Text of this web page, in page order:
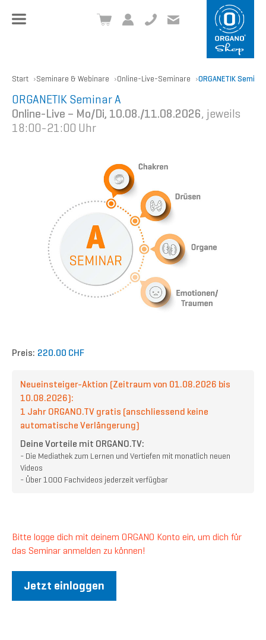
+49 8504 957999-0
ano.ch
Start Seminare & Webinare Online-Live-Seminare ORGANETIK
ORGANETIK Seminar A
Online-Live – Mo/Di, 10.08./11.08.2026, jeweils
18:00-21:00 Uhr
Preis: 220.00 CHF
Neueinsteiger-Aktion (Zeitraum von 01.08.2026 bis
10.08.2026):
1 Jahr ORGANO.TV gratis (anschliessend keine
automatische Verlängerung)
Deine Vorteile mit ORGANO.TV:
- Die Mediathek zum Lernen und Vertiefen mit monatlich neuen
Videos
- Über 1000 Fachvideos jederzeit verfügbar
Bitte logge dich mit deinem ORGANO Konto ein, um dich für
das Seminar anmelden zu können!
Jetzt einloggen